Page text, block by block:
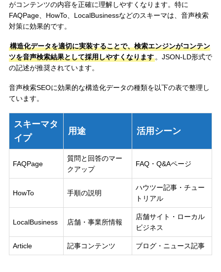
がコンテンツの内容を正確に理解しやすくなります。特に
FAQPage、HowTo、LocalBusinessなどのスキーマは、音声検索
対策に効果的です。
構造化データを適切に実装することで、検索エンジンがコンテン
ツを音声検索結果として採用しやすくなります。JSON-LD形式で
の記述が推奨されています。
音声検索SEOに効果的な構造化データの種類を以下の表で整理し
ています。
スキーマタ
イプ
用途 活用シーン
FAQPage
質問と回答のマー
クアップ
FAQ・Q&Aページ
HowTo 手順の説明
ハウツー記事・チュー
トリアル
LocalBusiness 店舗・事業所情報
店舗サイト・ローカル
ビジネス
Article 記事コンテンツ ブログ・ニュース記事